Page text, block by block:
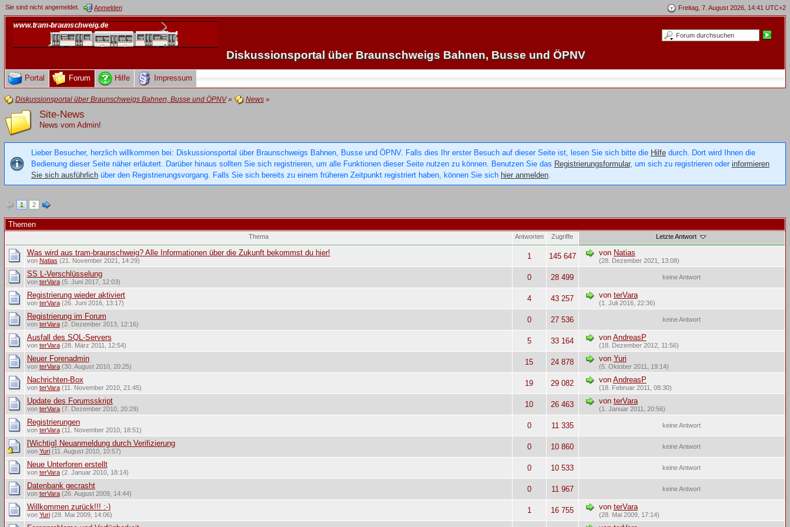
Freitag, 7. August 2026, 14:41 UTC+2
Sie sind nicht angemeldet. Anmelden
Diskussionsportal über Braunschweigs Bahnen, Busse und ÖPNV
Portal Forum Hilfe Impressum
Diskussionsportal über Braunschweigs Bahnen, Busse und ÖPNV» News»
Site-News
News vom Admin!
Lieber Besucher, herzlich willkommen bei: Diskussionsportal über Braunschweigs Bahnen, Busse und ÖPNV. Falls dies Ihr erster Besuch auf dieser Seite ist, lesen Sie sich bitte die Hilfedurch. Dort wird Ihnen die
Bedienung dieser Seite näher erläutert. Darüber hinaus sollten Sie sich registrieren, um alle Funktionen dieser Seite nutzen zu können. Benutzen Sie das Registrierungsformular, um sich zu registrieren oder informieren
Sie sich ausführlichüber den Registrierungsvorgang. Falls Sie sich bereits zu einem früheren Zeitpunkt registriert haben, können Sie sich hier anmelden.
1 2
Themen
Thema Antworten Zugriffe Letzte Antwort
Was wird aus tram-braunschweig? Alle Informationen über die Zukunft bekommst du hier!
von Natias (21. November 2021, 14:29) 1 145 647 von Natias
(28. Dezember 2021, 13:08)
SS L-Verschlüsselung
von terVara(5. Juni 2017, 12:03) 0 28 499 keine Antwort
Registrierung wieder aktiviert
von terVara(26. Juni 2016, 13:17) 4 43 257 von terVara
(1. Juli 2016, 22:36)
Registrierung im Forum
von terVara(2. Dezember 2013, 12:16) 0 27 536 keine Antwort
Ausfall des SQL-Servers
von terVara(28. März 2011, 12:54) 5 33 164 von AndreasP
(18. Dezember 2012, 11:56)
Neuer Forenadmin
von terVara(30. August 2010, 20:25) 15 24 878 von Yuri
(5. Oktober 2011, 19:14)
Nachrichten-Box
von terVara(11. November 2010, 21:45) 19 29 082 von AndreasP
(18. Februar 2011, 08:30)
Update des Forumsskript
von terVara(7. Dezember 2010, 20:29) 10 26 463 von terVara
(1. Januar 2011, 20:56)
Registrierungen
von terVara(11. November 2010, 18:51) 0 11 335 keine Antwort
[Wichtig] Neuanmeldung durch Verifizierung
von Yuri(11. August 2010, 10:57) 0 10 860 keine Antwort
Neue Unterforen erstellt
von terVara(2. Januar 2010, 18:14) 0 10 533 keine Antwort
Datenbank gecrasht
von terVara(26. August 2009, 14:44) 0 11 967 keine Antwort
Willkommen zurück!!! :-)
von Yuri(28. Mai 2009, 14:06) 1 16 755 von terVara
(28. Mai 2009, 17:14)